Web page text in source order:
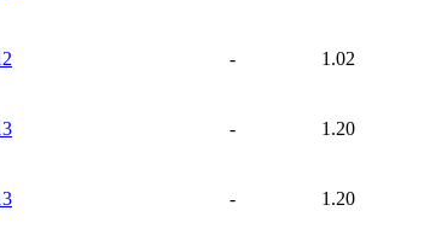
- 1.02
- 1.20
- 1.20